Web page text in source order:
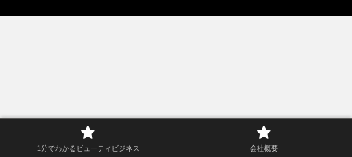
1分でわかるビューティビジネス 会社概要